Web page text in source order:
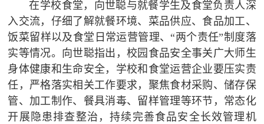
在学校食堂，向世聪与就餐学生及食堂负责人深
入交流，仔细了解就餐环境、菜品供应、食品加工、
饭菜留样以及食堂日常运营管理、“两个责任”制度落
实等情况。向世聪指出，校园食品安全事关广大师生
身体健康和生命安全，学校和食堂运营企业要压实责
任，严格落实相关工作要求，聚焦食材采购、储存保
管、加工制作、餐具消毒、留样管理等环节，常态化
开展隐患排查整治，持续完善食品安全长效管理机